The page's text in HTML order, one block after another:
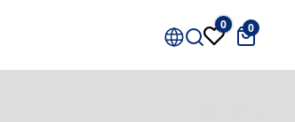
0
Preis:
0